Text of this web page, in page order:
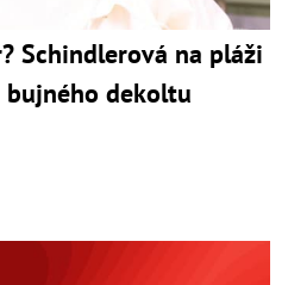
Schindlerová na pláži
bujného dekoltu